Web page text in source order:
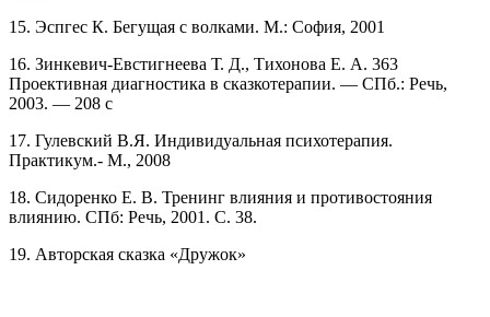
15. Эспгес К. Бегущая с волками. М.: София, 2001
16. Зинкевич-Евстигнеева Т. Д., Тихонова Е. А. 363
Проективная диагностика в сказкотерапии. — СПб.: Речь,
2003. — 208 с
17. Гулевский В.Я. Индивидуальная психотерапия.
Практикум.- М., 2008
18. Сидоренко Е. В. Тренинг влияния и противостояния
влиянию. СПб: Речь, 2001. С. 38.
19. Авторская сказка «Дружок»